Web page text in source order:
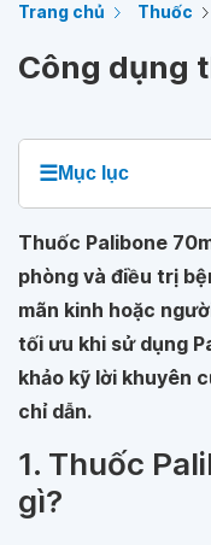
Trang chủ Thuốc
Công dụng
☰Mục lục
Thuốc Palibone
phòng và điều trị
mãn kinh hoặc
tối ưu khi sử dụng
khảo kỹ lời khuyên
chỉ dẫn.
1. Thuốc
gì?